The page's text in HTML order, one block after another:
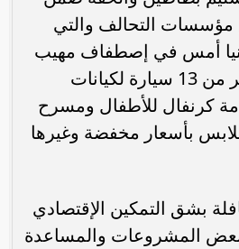
مؤسسات التحالف والتي
أمس في إصطفاف مهيب
لقطار الخير ضم اكثر من 13 سيارة لكيانات
كرنفال للأطفال ومسرح
بأسعار مخفضة وغيرها
بشق التمكين الإقتصادي
المشروعات والمساعدة